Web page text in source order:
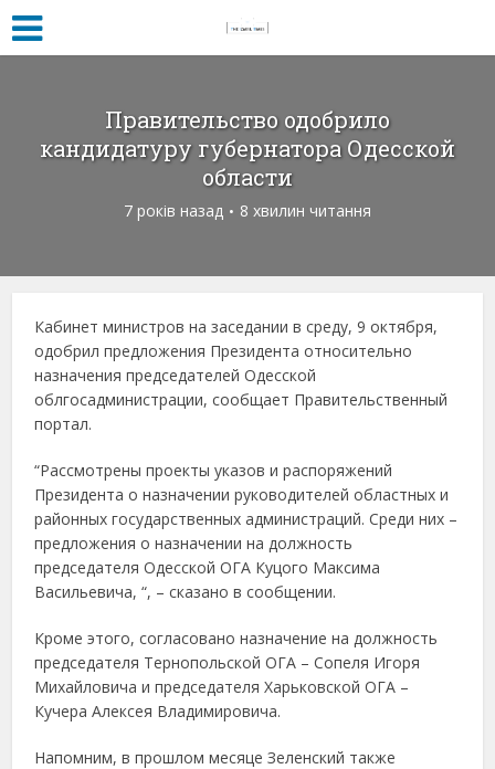
Правительство одобрило
кандидатуру губернатора Одесской
области
7 років назад 8 хвилин читання
Кабинет министров на заседании в среду, 9 октября,
одобрил предложения Президента относительно
назначения председателей Одесской
облгосадминистрации, сообщает Правительственный
портал.
“Рассмотрены проекты указов и распоряжений
Президента о назначении руководителей областных и
районных государственных администраций. Среди них –
предложения о назначении на должность
председателя Одесской ОГА Куцого Максима
Васильевича, “, – сказано в сообщении.
Кроме этого, согласовано назначение на должность
председателя Тернопольской ОГА – Сопеля Игоря
Михайловича и председателя Харьковской ОГА –
Кучера Алексея Владимировича.
Напомним, в прошлом месяце Зеленский также